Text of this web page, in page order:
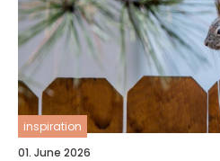
inspiration
01. June 2026